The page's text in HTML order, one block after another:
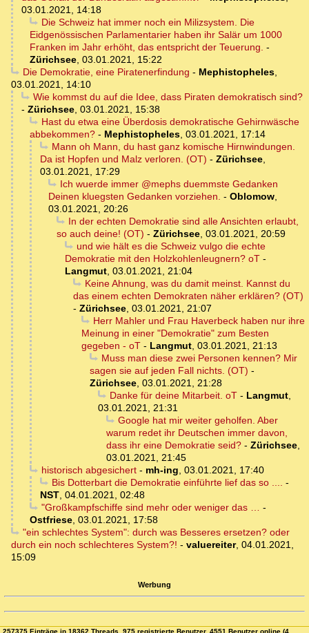
03.01.2021, 14:18
Die Schweiz hat immer noch ein Milizsystem. Die
Eidgenössischen Parlamentarier haben ihr Salär um 1000
Franken im Jahr erhöht, das entspricht der Teuerung. -
Zürichsee, 03.01.2021, 15:22
Die Demokratie, eine Piratenerfindung - Mephistopheles,
03.01.2021, 14:10
Wie kommst du auf die Idee, dass Piraten demokratisch sind?
- Zürichsee, 03.01.2021, 15:38
Hast du etwa eine Überdosis demokratische Gehirnwäsche
abbekommen? - Mephistopheles, 03.01.2021, 17:14
Mann oh Mann, du hast ganz komische Hirnwindungen.
Da ist Hopfen und Malz verloren. (OT) - Zürichsee,
03.01.2021, 17:29
Ich wuerde immer @mephs duemmste Gedanken
Deinen kluegsten Gedanken vorziehen. - Oblomow,
03.01.2021, 20:26
In der echten Demokratie sind alle Ansichten erlaubt,
so auch deine! (OT) - Zürichsee, 03.01.2021, 20:59
und wie hält es die Schweiz vulgo die echte
Demokratie mit den Holzkohlenleugnern? oT -
Langmut, 03.01.2021, 21:04
Keine Ahnung, was du damit meinst. Kannst du
das einem echten Demokraten näher erklären? (OT)
- Zürichsee, 03.01.2021, 21:07
Herr Mahler und Frau Haverbeck haben nur ihre
Meinung in einer "Demokratie" zum Besten
gegeben - oT - Langmut, 03.01.2021, 21:13
Muss man diese zwei Personen kennen? Mir
sagen sie auf jeden Fall nichts. (OT) -
Zürichsee, 03.01.2021, 21:28
Danke für deine Mitarbeit. oT- Langmut,
03.01.2021, 21:31
Google hat mir weiter geholfen. Aber
warum redet ihr Deutschen immer davon,
dass ihr eine Demokratie seid? - Zürichsee,
03.01.2021, 21:45
historisch abgesichert- mh-ing, 03.01.2021, 17:40
Bis Dotterbart die Demokratie einführte lief das so .... -
NST, 04.01.2021, 02:48
"Großkampfschiffe sind mehr oder weniger das … -
Ostfriese, 03.01.2021, 17:58
"ein schlechtes System": durch was Besseres ersetzen? oder
durch ein noch schlechteres System?! - valuereiter, 04.01.2021,
15:09
Werbung
257375 Einträge in 18362 Threads, 975 registrierte Benutzer, 4551 Benutzer online (4